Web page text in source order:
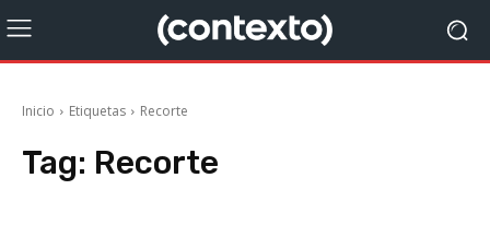
Inicio Etiquetas Recorte
Tag: Recorte